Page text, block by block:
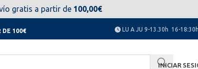
no estaremos disponibles. Disculpen las
DE 100€ LU A JU 9-13.30h 16-
INICIAR
gratis a partir de 100,00€